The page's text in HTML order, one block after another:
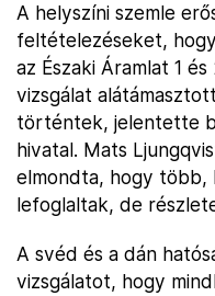
A helyszíni szemle
feltételezéseket,
az Északi Áramlat 1
vizsgálat
történtek, jelentette
hivatal. Mats
elmondta, hogy
lefoglaltak, de
A svéd és a dán
vizsgálatot, hogy